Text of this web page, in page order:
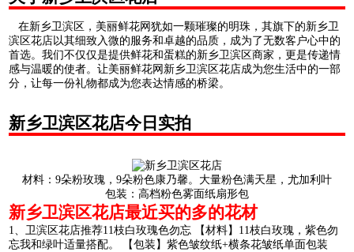
在新乡卫滨区，美丽鲜花网犹如一颗璀璨的明珠，其旗下的新乡卫
滨区花店以其细致入微的服务和卓越的品质，成为了无数客户心中的
首选。我们不仅仅是提供鲜花和蛋糕的新乡卫滨区商家，更是传递情
感与温暖的使者。让美丽鲜花网新乡卫滨区花店成为您生活中的一部
分，让每一份礼物都成为您表达情感的桥梁。
新乡卫滨区花店今日实拍
材料：9朵粉玫瑰，9朵粉色康乃馨。大量粉色满天星，尤加利叶
包装：高档粉色雾面纸扇形包
新乡卫滨区花店最近买的多的花材
1、卫滨区花店推荐11枝白玫瑰色勿忘 【材料】11枝白玫瑰，紫色勿
忘我和绿叶适量搭配。 【包装】紫色皱纹纸+横条花皱纸单面包装